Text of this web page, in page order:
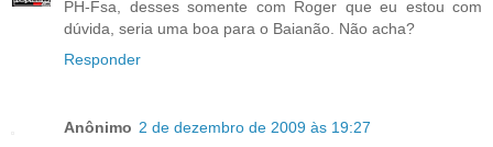
PH-Fsa, desses somente com Roger que eu estou com
dúvida, seria uma boa para o Baianão. Não acha?
Responder
Anônimo 2 de dezembro de 2009 às 19:27